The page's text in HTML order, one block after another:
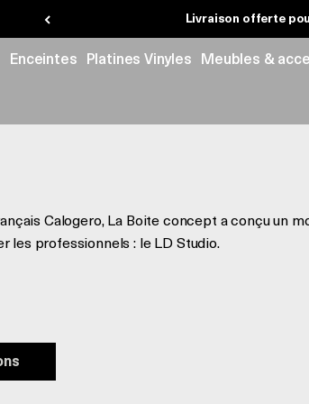
Livraison offerte
Enceintes Platines Vinyles Meubles &
Calogero, La Boite concept a conçu un
les professionnels : le LD Studio.